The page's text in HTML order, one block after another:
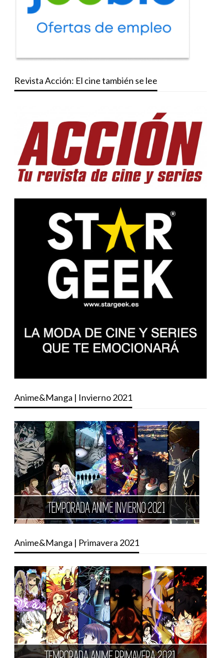
Revista Acción: El cine también se lee
Anime&Manga | Invierno 2021
Anime&Manga | Primavera 2021